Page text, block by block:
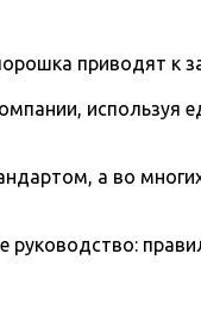
приводят к
используя
а во